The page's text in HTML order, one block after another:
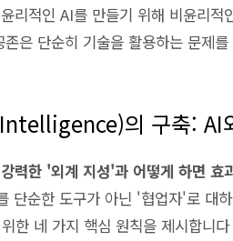
리적인 AI를 만들기 위해 비윤리
은 단순히 기술을 활용하는 문제
의 구축: AI
력한 '외계 지성'과 어떻게 하면
단순한 도구가 아닌 '협업자'로
한 네 가지 핵심 원칙을 제시합니